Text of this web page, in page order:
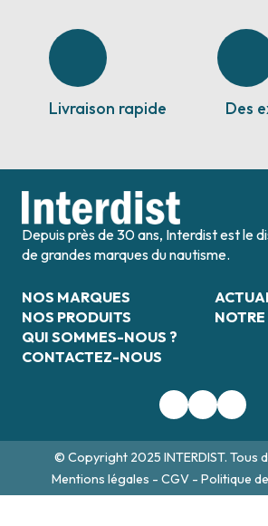
Livraison rapide
Des
Depuis près de 30 ans, Interdist est le
de grandes marques du nautisme.
NOS MARQUES
NOS PRODUITS
QUI SOMMES-NOUS ?
CONTACTEZ-NOUS
© Copyright 2025 INTERDIST. Tous
Mentions légales - CGV - Politique